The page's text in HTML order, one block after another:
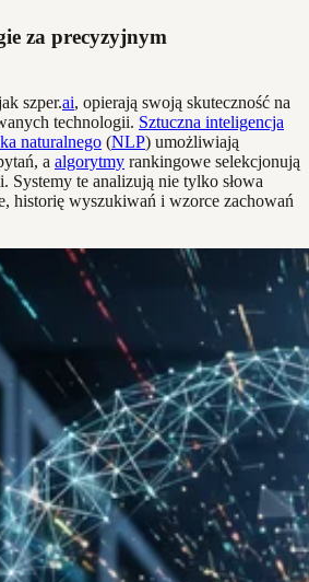
za precyzyjnym
szper.ai, opierają swoją skuteczność na
technologii. Sztuczna inteligencja
naturalnego (NLP) umożliwiają
a algorytmy rankingowe selekcjonują
Systemy te analizują nie tylko słowa
historię wyszukiwań i wzorce zachowań